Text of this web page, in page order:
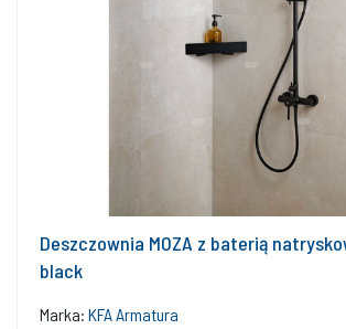
Deszczownia MOZA z baterią
black
Marka: KFA Armatura